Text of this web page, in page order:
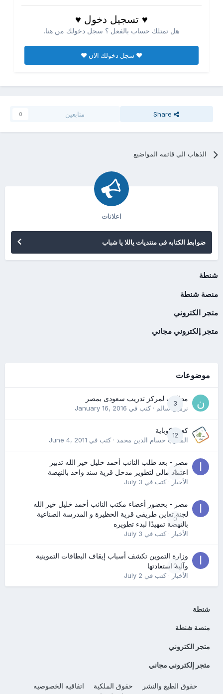
♥ تسجيل دخول ♥
هل تمتلك حساب بالفعل ؟ سجل دخولك من هنا.
♥ سجل دخولك الان ♥
Share متابعين 0
الذهاب الي قائمه المواضيع
اعلانات
ضوابط الكتابه فى منتديات ياللا يا شباب
شنطة
منصة شنطة
متجر الكتروني
متجر إلكتروني مجاني
موضوعات
3
مطلوب لمركز تدريب سعودى بمصر
نرمين سالم· كتب في January 16, 2016
12
كعب كوباية
المدرب حسام الدين محمد· كتب في June 4, 2011
0
مصر - بعد طلب النائب أحمد خليل خير الله تدبير
اعتماد مالي لتطوير مدخل قرية سند واحد بالنهضة
الأخبار· كتب في July 3
0
مصر - بحضور أعضاء مكتب النائب أحمد خليل خير الله
لجنة تعاين طريقي قرية الحظيرة و المدرسة الصناعية
بالنهضة تمهيدًا لبدء تطويره
الأخبار· كتب في July 3
0
وزارة التموين تكشف أسباب إيقاف البطاقات التموينية
وآلية استعادتها
الأخبار· كتب في July 2
شنطة
منصة شنطة
متجر الكتروني
متجر إلكتروني مجاني
حقوق الطبع والنشر حقوق الملكية
اتفاقيه الخصوصيه